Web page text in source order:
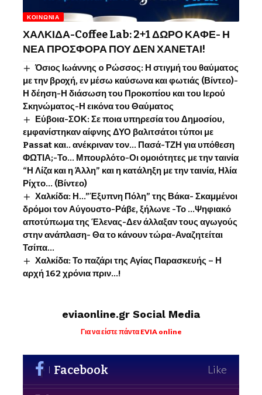
ΚΟΙΝΩΝΊΑ
ΧΑΛΚΙΔΑ-Coffee Lab: 2+1 ΔΩΡΟ ΚΑΦΕ- Η
ΝΕΑ ΠΡΟΣΦΟΡΑ ΠΟΥ ΔΕΝ ΧΑΝΕΤΑΙ!
Όσιος Ιωάννης o Ρώσσος: Η στιγμή του θαύματος
με την βροχή, εν μέσω καύσωνα και φωτιάς (Βίντεο)-
Η δέηση-Η διάσωση του Προκοπίου και του Ιερού
Σκηνώματος-Η εικόνα του Θαύματος
Εύβοια-ΣΟΚ: Σε ποια υπηρεσία του Δημοσίου,
εμφανίστηκαν αίφνης ΔΥΟ βαλιτσάτοι τύποι με
Passat και.. ανέκριναν τον… Πασά-ΤΖΗ για υπόθεση
ΦΩΤΙΑ;-Το… Μπουρλότο-Οι ομοιότητες με την ταινία
“Η Λίζα και η Άλλη” και η κατάληξη με την ταινία, Ηλία
Ρίχτο… (Βίντεο)
Χαλκίδα: Η…”Έξυπνη Πόλη” της Βάκα- Σκαμμένοι
δρόμοι τον Αύγουστο-Ράβε, ξήλωνε -Το …Ψηφιακό
αποτύπωμα της Έλενας-Δεν άλλαξαν τους αγωγούς
στην ανάπλαση- Θα το κάνουν τώρα-Αναζητείται
Τσίπα…
Χαλκίδα: Το παζάρι της Αγίας Παρασκευής – Η
αρχή 162 χρόνια πριν…!
eviaonline.gr Social Media
Για να είστε πάντα EVIA online
Facebook Like